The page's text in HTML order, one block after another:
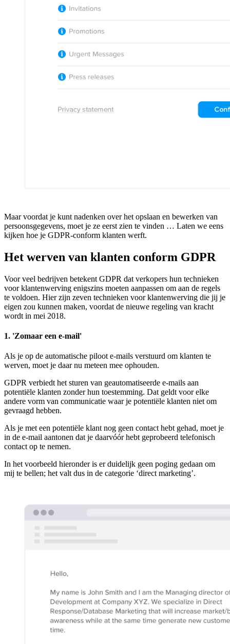
Maar voordat je kunt nadenken over het opslaan en bewerken van
persoonsgegevens, moet je ze eerst zien te vinden … Laten we eens
kijken hoe je GDPR-conform klanten werft.
Het werven van klanten conform GDPR
Voor veel bedrijven betekent GDPR dat verkopers hun technieken
voor klantenwerving enigszins moeten aanpassen om aan de regels
te voldoen. Hier zijn zeven technieken voor klantenwerving die jij je
eigen zou kunnen maken, voordat de nieuwe regeling van kracht
wordt in mei 2018.
1. 'Zomaar een e-mail'
Als je op de automatische piloot e-mails verstuurd om klanten te
werven, moet je daar nu meteen mee ophouden.
GDPR verbiedt het sturen van geautomatiseerde e-mails aan
potentiële klanten zonder hun toestemming. Dat geldt voor elke
andere vorm van communicatie waar je potentiële klanten niet om
gevraagd hebben.
Als je met een potentiële klant nog geen contact hebt gehad, moet je
in de e-mail aantonen dat je daarvóór hebt geprobeerd telefonisch
contact op te nemen.
In het voorbeeld hieronder is er duidelijk geen poging gedaan om
mij te bellen; het valt dus in de categorie ‘direct marketing’.